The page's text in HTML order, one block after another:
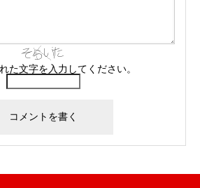
た文字を入力してください。